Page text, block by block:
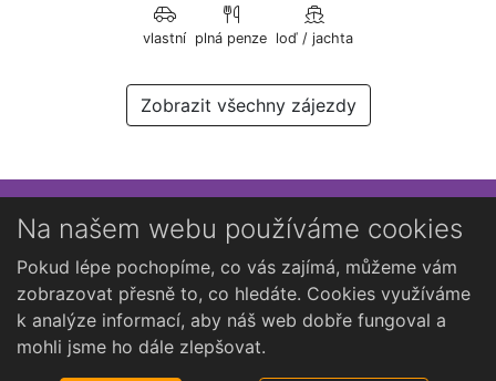
vlastní plná penze loď / jachta
Zobrazit všechny zájezdy
Přihlaste se k newsletteru
Chcete dostávat občasné novinky o Kutné Hoře?
Na našem webu používáme cookies
Pokud lépe pochopíme, co vás zajímá, můžeme vám
zobrazovat přesně to, co hledáte. Cookies využíváme
k analýze informací, aby náš web dobře fungoval a
mohli jsme ho dále zlepšovat.